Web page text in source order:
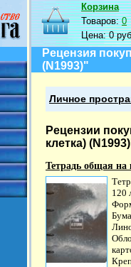
Корзина
Товаров:0
Цена:0
Рецензия
(N1993)"
Личное
Рецензии
клетка)
Тетрадь общая на
120